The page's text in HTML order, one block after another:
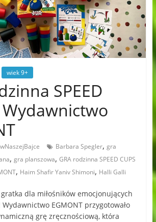
wiek 9+
SPEED
Wydawnictwo
wNaszejBajce Barbara Spegler, gra
, gra planszowa, GRA rodzinna SPEED CUPS
, Haim Shafir Yaniv Shimoni, Halli Galli
dla miłośników emocjonujących
EGMONT przygotowało
grę zręcznościową, która